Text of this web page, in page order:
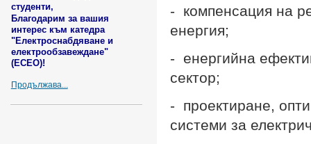
- компенсация на
енергия;
- енергийна
сектор;
- проектиране,
системи за
студенти,
Благодарим за вашия
интерес към катедра
"Електроснабдяване и
електрообзавеждане"
(ECEO)!
Продължава...